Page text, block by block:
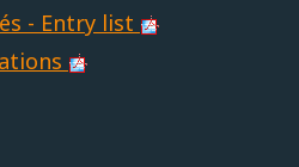
- Entry list